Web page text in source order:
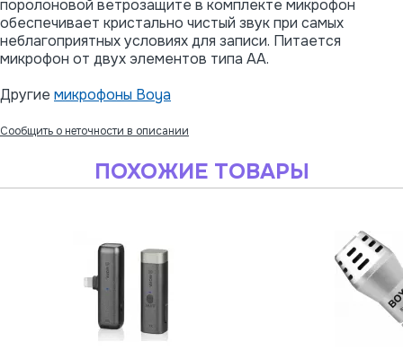
поролоновой ветрозащите в комплекте микрофон
обеспечивает кристально чистый звук при самых
неблагоприятных условиях для записи. Питается
микрофон от двух элементов типа AA.
Другие микрофоны Boya
Сообщить о неточности в описании
ПОХОЖИЕ ТОВАРЫ